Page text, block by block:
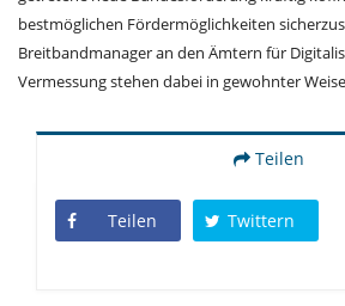
bestmöglichen Fördermöglichkeiten
Breitbandmanager an den Ämtern für
Vermessung stehen dabei in gewohnter
Teilen
Teilen Twittern